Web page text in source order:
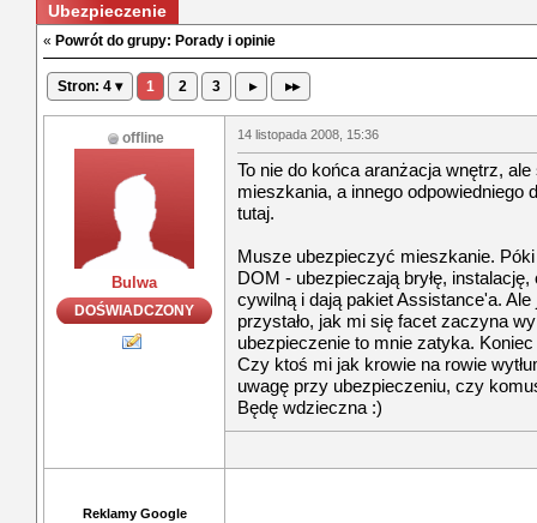
Ubezpieczenie
« Powrót do grupy: Porady i opinie
Stron: 4 ▾ 1 2 3 ▸ ▸▸
offline
Bulwa
DOŚWIADCZONY
14 listopada 2008, 15:36
To nie do końca aranżacja wnętrz,
mieszkania, a innego odpowiedniego
tutaj.
Musze ubezpieczyć mieszkanie.
DOM - ubezpieczają bryłę,
cywilną i dają pakiet Assistance'a.
przystało, jak mi się facet zaczyna
ubezpieczenie to mnie zatyka.
Czy ktoś mi jak krowie na rowie
uwagę przy ubezpieczeniu, czy
Będę wdzieczna :)
Reklamy Google